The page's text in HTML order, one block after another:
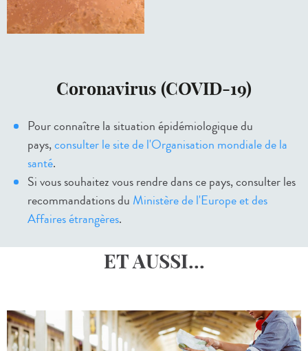
Coronavirus (COVID-19)
Pour connaître la situation épidémiologique du
pays,consulter le site de l'Organisation mondiale de la
santé.
Si vous souhaitez vous rendre dans ce pays, consulter les
recommandations du Ministère de l'Europe et des
Affaires étrangères.
ET AUSSI...